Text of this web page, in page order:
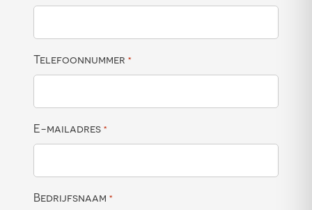
Telefoonnummer *
E-mailadres *
Bedrijfsnaam *